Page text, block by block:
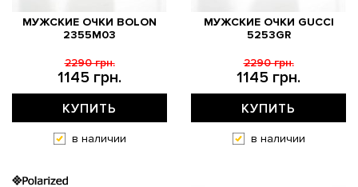
МУЖСКИЕ ОЧКИ BOLON
2355M03
1145 грн.
2290 грн.
КУПИТЬ
в наличии
МУЖСКИЕ ОЧКИ GUCCI
5253GR
1145 грн.
2290 грн.
КУПИТЬ
в наличии